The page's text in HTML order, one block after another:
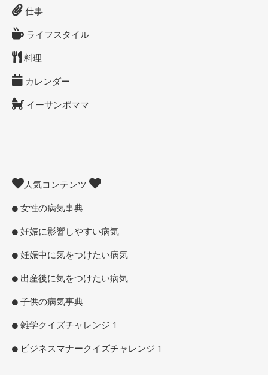
仕事
ライフスタイル
料理
カレンダー
イーサンポママ
人気コンテンツ
女性の病気事典
妊娠に影響しやすい病気
妊娠中に気をつけたい病気
出産後に気をつけたい病気
子供の病気事典
雑学クイズチャレンジ 1
ビジネスマナークイズチャレンジ 1